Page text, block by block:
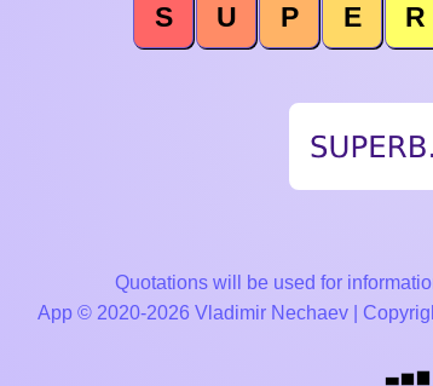
S U P E R
Quotations will be used for
App © 2020-2026 Vladimir Nechaev |
▃ ▅ ▆